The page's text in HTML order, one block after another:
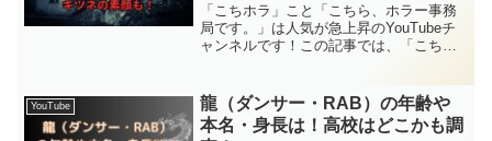
「こちホラ」こと「こちら、ホラー事務
局です。」は人気が急上昇のYouTubeチ
ャンネルです！この記事では、「こちホ
てファンの間で特に話題の、とっきー
（とキツネ）さんの霊感や素顔の謎ま
で、徹底的に調査してみました！
YouTube
龍（ダンサー・RAB）の年齢や
本名・身長は！高校はどこかも調